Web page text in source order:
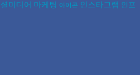
미디어 마케팅 아이콘 인스타그램 인포